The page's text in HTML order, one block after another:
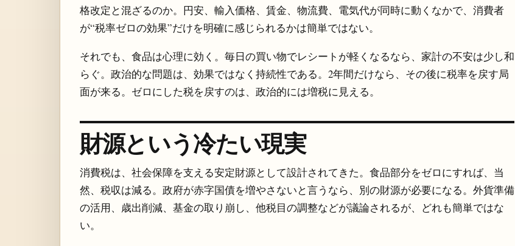
格改定と混ざるのか。円安、輸入価格、賃金、物流費、電気代が同時に動くなかで、消費者
が“税率ゼロの効果”だけを明確に感じられるかは簡単ではない。
それでも、食品は心理に効く。毎日の買い物でレシートが軽くなるなら、家計の不安は少し和
らぐ。政治的な問題は、効果ではなく持続性である。2年間だけなら、その後に税率を戻す局
面が来る。ゼロにした税を戻すのは、政治的には増税に見える。
財源という冷たい現実
消費税は、社会保障を支える安定財源として設計されてきた。食品部分をゼロにすれば、当
然、税収は減る。政府が赤字国債を増やさないと言うなら、別の財源が必要になる。外貨準備
の活用、歳出削減、基金の取り崩し、他税目の調整などが議論されるが、どれも簡単ではな
い。